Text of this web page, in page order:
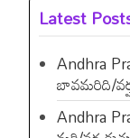
Latest
Andhra
బావమరిది/
Andhra